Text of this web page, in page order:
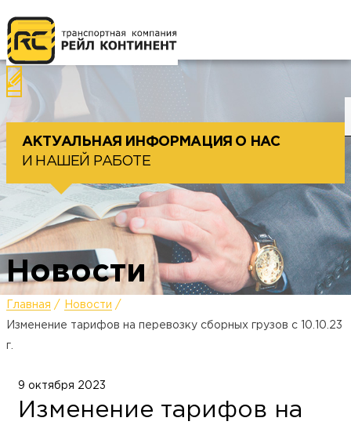
Назад
АКТУАЛЬНАЯ ИНФОРМАЦИЯ О НАС
И НАШЕЙ РАБОТЕ
Новости
Главная Новости
Изменение тарифов на перевозку сборных грузов с 10.10.23
г.
9 октября 2023
Изменение тарифов на